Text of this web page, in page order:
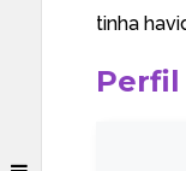
tinha